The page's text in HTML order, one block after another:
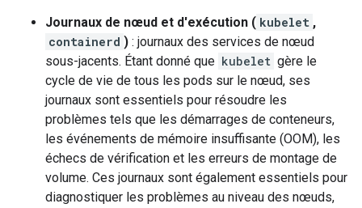
Journaux de nœud et d'exécution ( kubelet ,
containerd ) : journaux des services de nœud
sous-jacents. Étant donné que kubelet gère le
cycle de vie de tous les pods sur le nœud, ses
journaux sont essentiels pour résoudre les
problèmes tels que les démarrages de conteneurs,
les événements de mémoire insuffisante (OOM), les
échecs de vérification et les erreurs de montage de
volume. Ces journaux sont également essentiels pour
diagnostiquer les problèmes au niveau des nœuds,